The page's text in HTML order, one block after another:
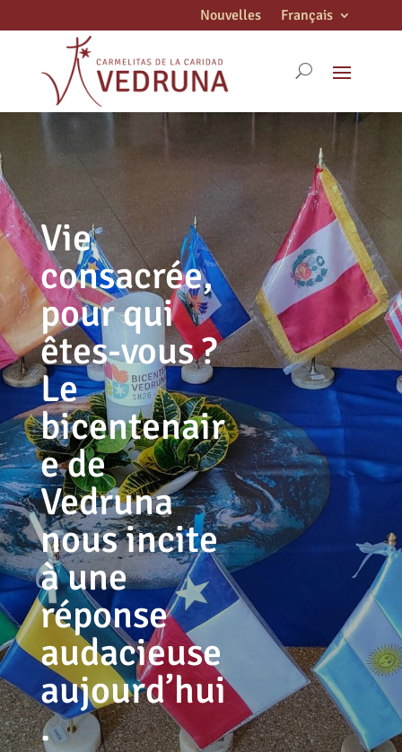
Nouvelles Français
Vie
consacrée,
pour qui
êtes-vous ?
Le
bicentenair
e de
Vedruna
nous incite
à une
réponse
audacieuse
aujourd’hui
.